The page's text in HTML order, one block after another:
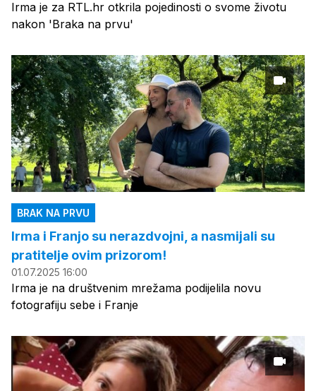
Irma je za RTL.hr otkrila pojedinosti o svome životu
nakon 'Braka na prvu'
BRAK NA PRVU
Irma i Franjo su nerazdvojni, a nasmijali su
pratitelje ovim prizorom!
01.07.2025 16:00
Irma je na društvenim mrežama podijelila novu
fotografiju sebe i Franje